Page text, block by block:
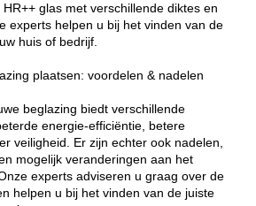
glas met verschillende diktes en
experts helpen u bij het vinden van de
huis of bedrijf.
plaatsen: voordelen & nadelen
beglazing biedt verschillende
energie-efficiëntie, betere
veiligheid. Er zijn echter ook nadelen,
mogelijk veranderingen aan het
experts adviseren u graag over de
helpen u bij het vinden van de juiste